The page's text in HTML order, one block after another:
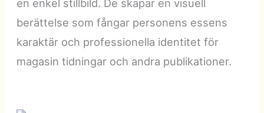
en enkel stillbild. De skapar en visuell
berättelse som fångar personens essens
karaktär och professionella identitet för
magasin tidningar och andra publikationer.